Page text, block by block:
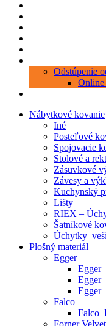
Odstúpenie
Nábytkové kovanie
Iné
Posteľové
Spojovacie
Stolové a
Zásuvkové
Závesy a
Kuchynský
Lišty
RIEX –
Šatníkové
Plošný materiál
Egger
Falco
Forner